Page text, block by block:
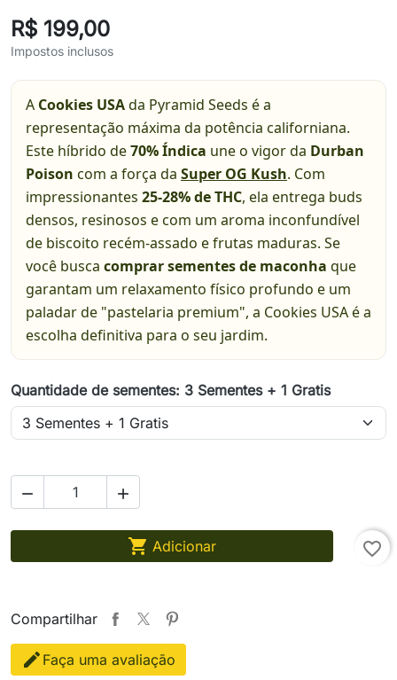
R$ 199,00
Impostos inclusos
A Cookies USAda Pyramid Seeds é a
representação máxima da potência californiana.
Este híbrido de70% Índica une o vigor da Durban
Poison com a força da Super OG Kush. Com
impressionantes 25-28% de THC, ela entrega buds
densos, resinosos e com um aroma inconfundível
de biscoito recém-assado e frutas maduras. Se
você busca comprar sementes de maconha que
garantam um relaxamento físico profundo e um
paladar de "pastelaria premium", a Cookies USA é a
escolha definitiva para o seu jardim.
Quantidade de sementes: 3 Sementes + 1 Gratis
 
 Adicionar favorite_border
Compartilhar
Faça uma avaliação